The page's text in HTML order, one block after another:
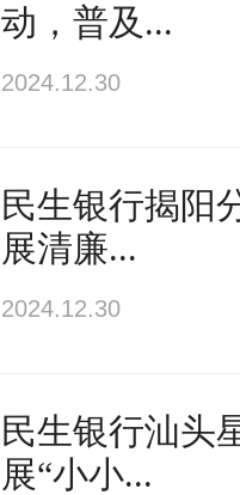
动，普及...
2024.12.30
民生银行揭阳
展清廉...
2024.12.30
民生银行汕头
展“小小...